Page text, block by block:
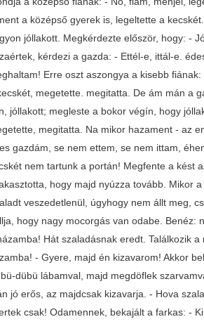
a középső gyerek is, legeltette a
jóllakott. Megkérdezte először, hogy: -
kérdezi a gazda: - Ettél-e, ittál-e.
Erre oszt aszongya a kisebb
megetette. megitatta. De ám mán a
jóllakott; megleste a bokor végín, hogy
megitatta. Na mikor hazament - az
gazdám, se nem ettem, se nem ittam,
nem tartunk a portán! Megfente a kést
hogy majd nyúzza tovább. Mikor
veszedetlenül, úgyhogy nem állt meg,
hogy nagy mocorgás van odabe. Benéz:
Hát szaladásnak eredt. Találkozik
- Gyere, majd én kizavarom! Akkor
dübü lábamval, majd megdöflek
jó erős, az majdcsak kizavarja. - Hova
csak! Odamennek, bekajált a farkas: -